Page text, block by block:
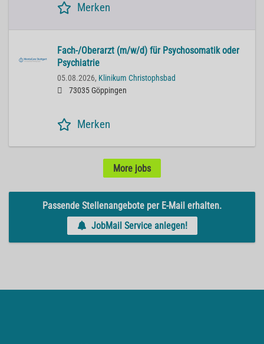
Merken
Fach-/Oberarzt (m/w/d) für Psychosomatik oder
Psychiatrie
05.08.2026, Klinikum Christophsbad
73035 Göppingen
Merken
More jobs
Passende Stellenangebote per E-Mail erhalten.
JobMail Service anlegen!